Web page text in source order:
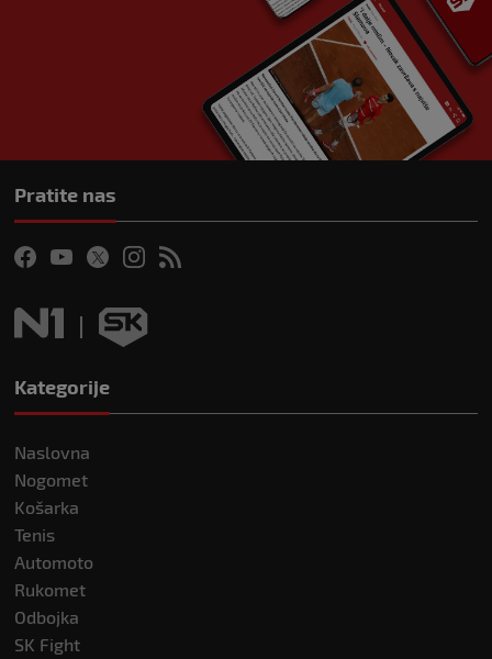
Pratite nas
Kategorije
Naslovna
Nogomet
Košarka
Tenis
Automoto
Rukomet
Odbojka
SK Fight